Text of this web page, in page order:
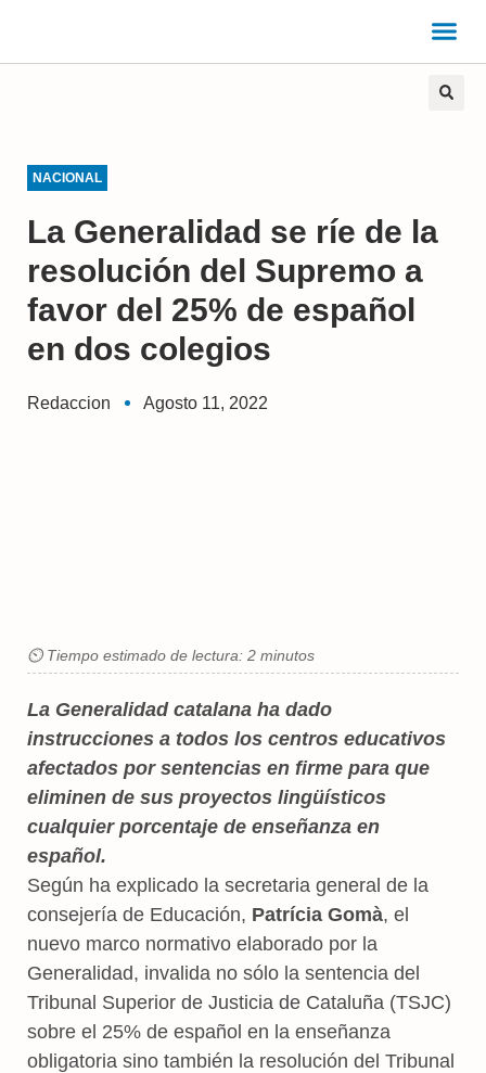
NACIONAL
La Generalidad se ríe de la
resolución del Supremo a
favor del 25% de español
en dos colegios
Redaccion Agosto 11, 2022
⏲ Tiempo estimado de lectura: 2 minutos
La Generalidad catalana ha dado
instrucciones a todos los centros educativos
afectados por sentencias en firme para que
eliminen de sus proyectos lingüísticos
cualquier porcentaje de enseñanza en
español.
Según ha explicado la secretaria general de la
consejería de Educación, Patrícia Gomà, el
nuevo marco normativo elaborado por la
Generalidad, invalida no sólo la sentencia del
Tribunal Superior de Justicia de Cataluña (TSJC)
sobre el 25% de español en la enseñanza
obligatoria sino también la resolución del Tribunal